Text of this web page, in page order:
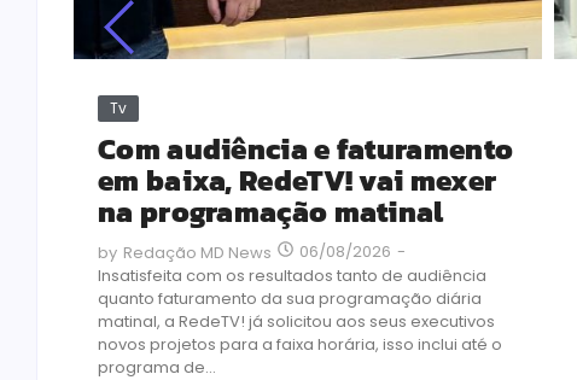
Tv
Com audiência e faturamento
em baixa, RedeTV! vai mexer
na programação matinal
by Redação MD News 06/08/2026 -
Insatisfeita com os resultados tanto de audiência
quanto faturamento da sua programação diária
matinal, a RedeTV! já solicitou aos seus executivos
novos projetos para a faixa horária, isso inclui até o
programa de...